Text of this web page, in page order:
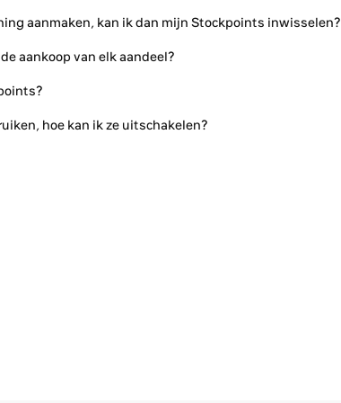
aanmaken, kan ik dan mijn Stockpoints inwisselen?
aankoop van elk aandeel?
hoe kan ik ze uitschakelen?